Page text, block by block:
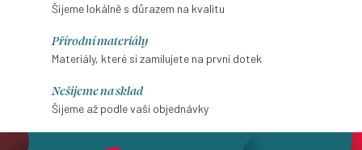
Šijeme lokálně s důrazem na kvalitu
Přírodní materiály
Materiály, které si zamilujete na první dotek
Nešijeme na sklad
Šijeme až podle vaší objednávky